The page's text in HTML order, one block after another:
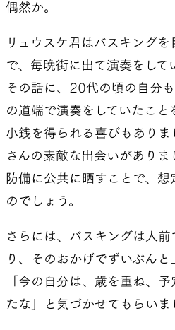
偶然か。
リュウスケ君はバスキングを
で、毎晩街に出て演奏をして
その話に、20代の頃の自分
の道端で演奏をしていたこ
小銭を得られる喜びもありま
さんの素敵な出会いがあり
防備に公共に晒すことで、
のでしょう。
さらには、バスキングは人
り、そのおかげでずいぶんと
「今の自分は、歳を重ね、
たな」と気づかせてもらいま